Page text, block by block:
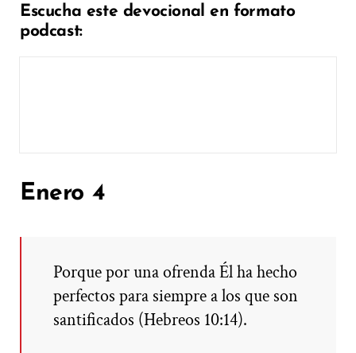
Escucha este devocional en formato
podcast:
Enero 4
Porque por una ofrenda Él ha hecho
perfectos para siempre a los que son
santificados (Hebreos 10:14).